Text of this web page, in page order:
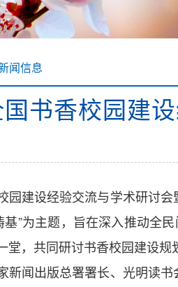
闻信息
国书香校园建
建设经验交流与学术研讨会
基”为主题，旨在深入推动
堂，共同研讨书香校园建设
闻出版总署署长、光明读书